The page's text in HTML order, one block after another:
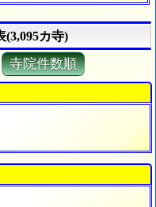
(3,095カ寺)
寺院件数順